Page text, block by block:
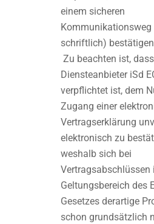
einem sicheren
Kommunikationsweg
schriftlich)
Zu beachten ist,
Diensteanbieter iSd
verpflichtet ist, dem
Zugang einer
Vertragserklärung
elektronisch zu
weshalb sich bei
Vertragsabschlüssen
Geltungsbereich des
Gesetzes derartige
schon grundsätzlich